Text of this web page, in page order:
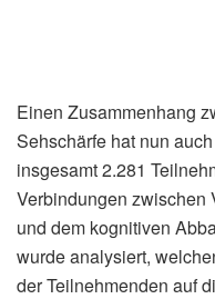
Einen Zusammenhang
Sehschärfe hat nun
insgesamt 2.281
Verbindungen zwischen
und dem kognitiven
wurde analysiert,
der Teilnehmenden auf